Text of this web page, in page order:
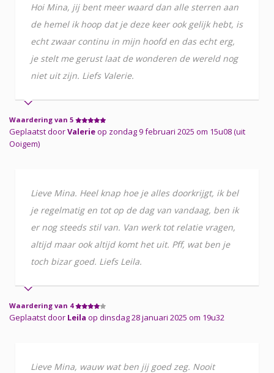
Hoi Mina, jij bent meer waard dan alle sterren aan
de hemel ik hoop dat je deze keer ook gelijk hebt, is
echt zwaar continu in mijn hoofd en das echt erg,
je stelt me gerust laat de wonderen de wereld nog
niet uit zijn. Liefs Valerie.
Waardering van 5
Geplaatst doorValerieop zondag 9 februari 2025 om 15u08 (uit
Ooigem)
Lieve Mina. Heel knap hoe je alles doorkrijgt, ik bel
je regelmatig en tot op de dag van vandaag, ben ik
er nog steeds stil van. Van werk tot relatie vragen,
altijd maar ook altijd komt het uit. Pff, wat ben je
toch bizar goed. Liefs Leila.
Waardering van 4
Geplaatst door Leila op dinsdag 28 januari 2025 om 19u32
Lieve Mina, wauw wat ben jij goed zeg. Nooit